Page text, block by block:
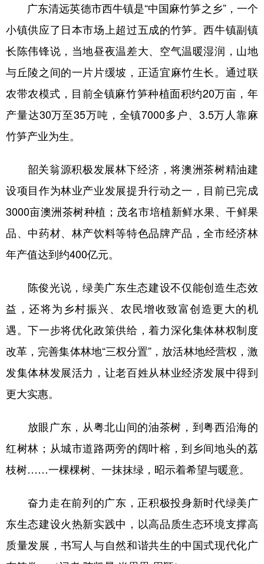
广东清远英德市西牛镇是“中国麻竹笋之乡”，一个
小镇供应了日本市场上超过五成的竹笋。西牛镇副镇
长陈伟锋说，当地昼夜温差大、空气温暖湿润，山地
与丘陵之间的一片片缓坡，正适宜麻竹生长。通过联
农带农模式，目前全镇麻竹笋种植面积约20万亩，年
产量达30万至35万吨，全镇7000多户、3.5万人靠麻
竹笋产业为生。
韶关翁源积极发展林下经济，将澳洲茶树精油建
设项目作为林业产业发展提升行动之一，目前已完成
3000亩澳洲茶树种植；茂名市培植新鲜水果、干鲜果
品、中药材、林产饮料等特色品牌产品，全市经济林
年产值达到约400亿元。
陈俊光说，绿美广东生态建设不仅能创造生态效
益，还将为乡村振兴、农民增收致富创造更大的机
遇。下一步将优化政策供给，着力深化集体林权制度
改革，完善集体林地“三权分置”，放活林地经营权，激
发集体林发展活力，让老百姓从林业经济发展中得到
更大实惠。
放眼广东，从粤北山间的油茶树，到粤西沿海的
红树林；从城市道路两旁的阔叶榕，到乡间地头的荔
枝树……一棵棵树、一抹抹绿，昭示着希望与暖意。
奋力走在前列的广东，正积极投身新时代绿美广
东生态建设火热新实践中，以高品质生态环境支撑高
质量发展，书写人与自然和谐共生的中国式现代化广